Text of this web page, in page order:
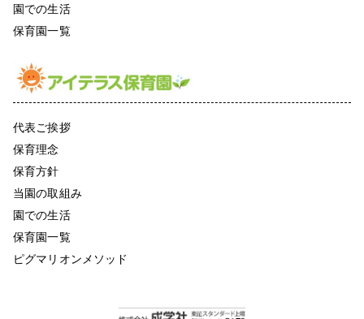
園での生活
保育園一覧
代表ご挨拶
保育理念
保育方針
当園の取組み
園での生活
保育園一覧
ピグマリオンメソッド